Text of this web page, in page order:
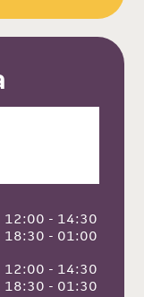
12:00 - 14:30
18:30 - 01:00
12:00 - 14:30
18:30 - 01:30